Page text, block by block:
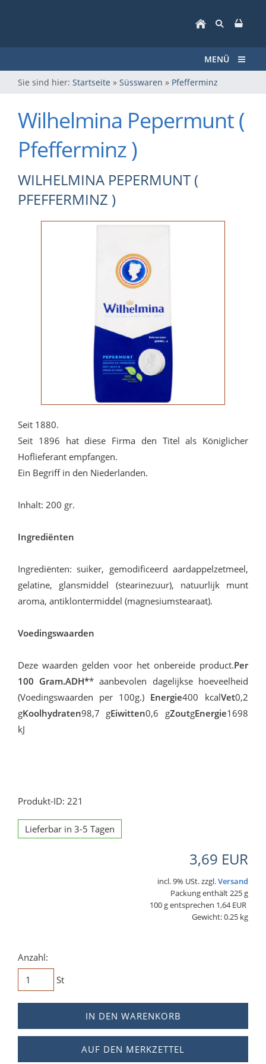
MENÜ
Sie sind hier: Startseite » Süsswaren » Pfefferminz
Wilhelmina Pepermunt (
Pfefferminz )
WILHELMINA PEPERMUNT (
PFEFFERMINZ )
Seit 1880.
Seit 1896 hat diese Firma den Titel als Königlicher
Hoflieferant empfangen.
Ein Begriff in den Niederlanden.
Inhalt: 200 gr.
Ingrediënten
In­gre­di­ën­ten: sui­ker, ge­mo­di­fi­ceerd aard­ap­pel­zet­meel,
ge­la­ti­ne, glans­mid­del (ste­a­ri­ne­zuur), na­tuur­lijk munt
aro­ma, an­tik­lon­ter­mid­del (mag­ne­si­umste­a­raat).
Voedingswaarden
Deze waarden gelden voor het onbereide product.Per
100 Gram.ADH** aanbevolen dagelijkse hoeveelheid
(Voedingswaarden per 100g.) Energie400 kcalVet0,2
gKoolhydraten98,7 gEiwitten0,6 gZoutgEnergie1698
kJ
Produkt-ID: 221
Lieferbar in 3-5 Tagen
3,69 EUR
incl. 9% USt. zzgl.Versand
Packung enthält 225 g
100 g entsprechen 1,64 EUR
Gewicht: 0.25 kg
Anzahl:
St
IN DEN WARENKORB
AUF DEN MERKZETTEL